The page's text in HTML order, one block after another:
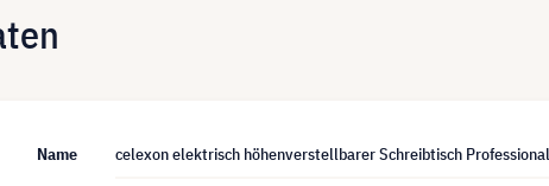
Name celexon elektrisch höhenverstellbarer Schreibtisch